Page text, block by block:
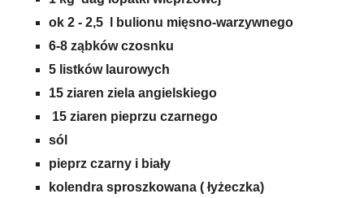
ok 2 - 2,5 l bulionu mięsno-warzywnego
6-8 ząbków czosnku
5 listków laurowych
15 ziaren ziela angielskiego
15 ziaren pieprzu czarnego
sól
pieprz czarny i biały
kolendra sproszkowana ( łyżeczka)